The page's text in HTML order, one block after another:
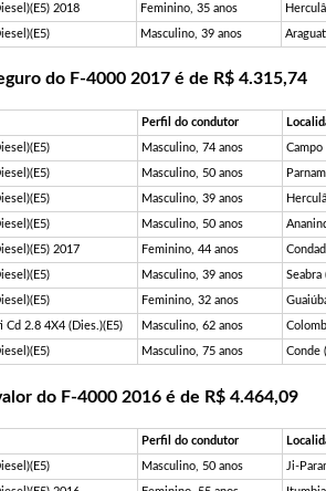
2018 Feminino, 35 anos
Masculino, 39 anos
do F-4000 2017 é de R$ 4.315,74
Perfil do condutor
Masculino, 74 anos
Masculino, 50 anos
Masculino, 39 anos
Masculino, 50 anos
2017 Feminino, 44 anos
Masculino, 39 anos Seabra
Feminino, 32 anos
Cd 2.8 4X4 (Dies.)(E5) Masculino, 62 anos
Masculino, 75 anos Conde
do F-4000 2016 é de R$ 4.464,09
Perfil do condutor
Masculino, 50 anos Ji-